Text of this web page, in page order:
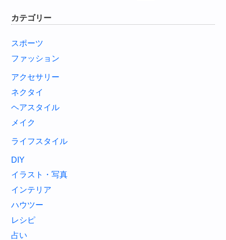
カテゴリー
スポーツ
ファッション
アクセサリー
ネクタイ
ヘアスタイル
メイク
ライフスタイル
DIY
イラスト・写真
インテリア
ハウツー
レシピ
占い